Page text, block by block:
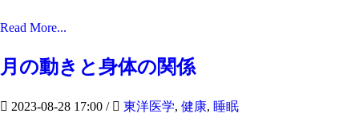
Read More...
月の動きと身体の関係
2023-08-28 17:00 / 東洋医学, 健康, 睡眠